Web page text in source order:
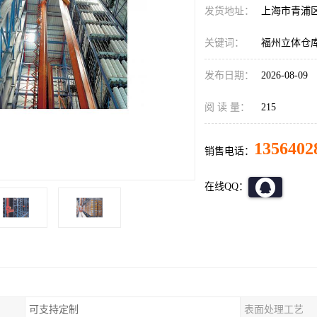
发货地址： 上海市青
关键词： 福州立体仓
发布日期： 2026-08-09
阅 读 量： 215
销售电话：
在线QQ：
可支持定制 表面处理工艺